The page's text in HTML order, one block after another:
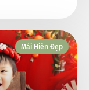
Mái Hiên Đẹp